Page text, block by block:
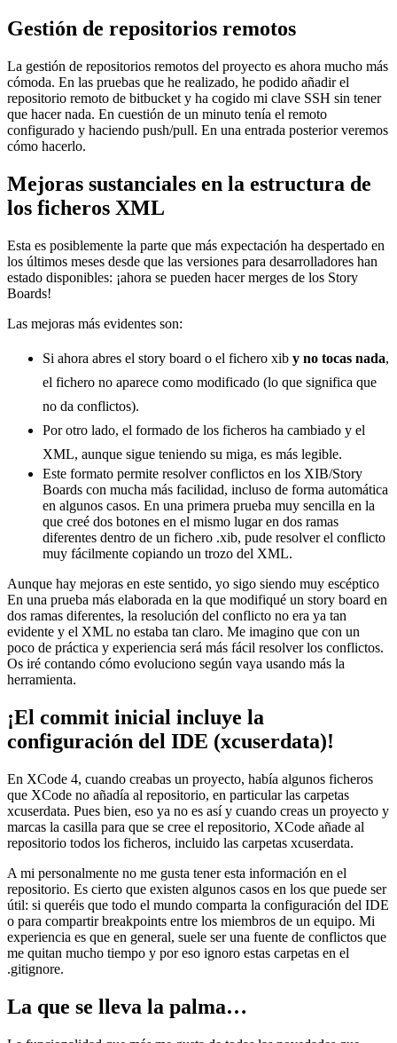
Gestión de repositorios remotos
La gestión de repositorios remotos del proyecto es ahora mucho más
cómoda. En las pruebas que he realizado, he podido añadir el
repositorio remoto de bitbucket y ha cogido mi clave SSH sin tener
que hacer nada. En cuestión de un minuto tenía el remoto
configurado y haciendo push/pull. En una entrada posterior veremos
cómo hacerlo.
Mejoras sustanciales en la estructura de
los ficheros XML
Esta es posiblemente la parte que más expectación ha despertado en
los últimos meses desde que las versiones para desarrolladores han
estado disponibles: ¡ahora se pueden hacer merges de los Story
Boards!
Las mejoras más evidentes son:
Si ahora abres el story board o el fichero xib y no tocas nada,
el fichero no aparece como modificado (lo que significa que
no da conflictos).
Por otro lado, el formado de los ficheros ha cambiado y el
XML, aunque sigue teniendo su miga, es más legible.
Este formato permite resolver conflictos en los XIB/Story
Boards con mucha más facilidad, incluso de forma automática
en algunos casos. En una primera prueba muy sencilla en la
que creé dos botones en el mismo lugar en dos ramas
diferentes dentro de un fichero .xib, pude resolver el conflicto
muy fácilmente copiando un trozo del XML.
Aunque hay mejoras en este sentido, yo sigo siendo muy escéptico
En una prueba más elaborada en la que modifiqué un story board en
dos ramas diferentes, la resolución del conflicto no era ya tan
evidente y el XML no estaba tan claro. Me imagino que con un
poco de práctica y experiencia será más fácil resolver los conflictos.
Os iré contando cómo evoluciono según vaya usando más la
herramienta.
¡El commit inicial incluye la
configuración del IDE (xcuserdata)!
En XCode 4, cuando creabas un proyecto, había algunos ficheros
que XCode no añadía al repositorio, en particular las carpetas
xcuserdata. Pues bien, eso ya no es así y cuando creas un proyecto y
marcas la casilla para que se cree el repositorio, XCode añade al
repositorio todos los ficheros, incluido las carpetas xcuserdata.
A mi personalmente no me gusta tener esta información en el
repositorio. Es cierto que existen algunos casos en los que puede ser
útil: si queréis que todo el mundo comparta la configuración del IDE
o para compartir breakpoints entre los miembros de un equipo. Mi
experiencia es que en general, suele ser una fuente de conflictos que
me quitan mucho tiempo y por eso ignoro estas carpetas en el
.gitignore.
La que se lleva la palma…